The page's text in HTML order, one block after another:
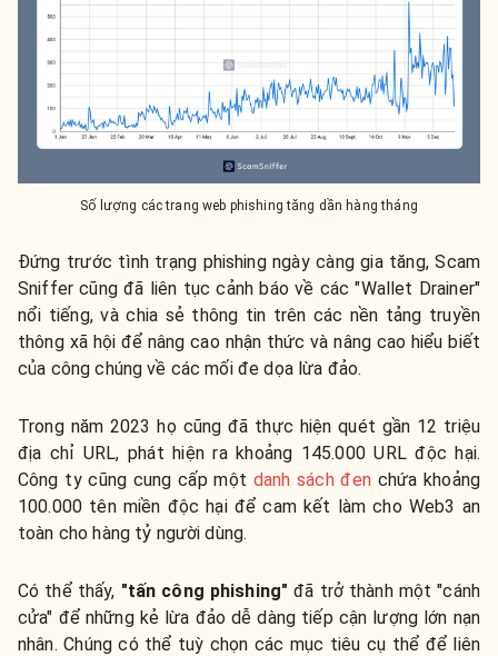
Số lượng các trang web phishing tăng dần hàng tháng
Đứng trước tình trạng phishing ngày càng gia tăng, Scam
Sniffer cũng đã liên tục cảnh báo về các "Wallet Drainer"
nổi tiếng, và chia sẻ thông tin trên các nền tảng truyền
thông xã hội để nâng cao nhận thức và nâng cao hiểu biết
của công chúng về các mối đe dọa lừa đảo.
Trong năm 2023 họ cũng đã thực hiện quét gần 12 triệu
địa chỉ URL, phát hiện ra khoảng 145.000 URL độc hại.
Công ty cũng cung cấp một danh sách đenchứa khoảng
100.000 tên miền độc hại để cam kết làm cho Web3 an
toàn cho hàng tỷ người dùng.
Có thể thấy, "tấn công phishing" đã trở thành một "cánh
cửa" để những kẻ lừa đảo dễ dàng tiếp cận lượng lớn nạn
nhân. Chúng có thể tuỳ chọn các mục tiêu cụ thể để liên